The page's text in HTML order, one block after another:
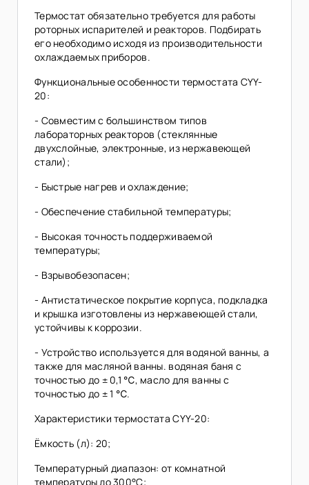
Термостат обязательно требуется для работы
роторных испарителей и реакторов. Подбирать
его необходимо исходя из производительности
охлаждаемых приборов.
Функциональные особенности термостата CYY-
20:
- Совместим с большинством типов
лабораторных реакторов (стеклянные
двухслойные, электронные, из нержавеющей
стали);
- Быстрые нагрев и охлаждение;
- Обеспечение стабильной температуры;
- Высокая точность поддерживаемой
температуры;
- Взрывобезопасен;
- Антистатическое покрытие корпуса, подкладка
и крышка изготовлены из нержавеющей стали,
устойчивы к коррозии.
- Устройство используется для водяной ванны, а
также для масляной ванны. водяная баня с
точностью до ± 0,1 ℃, масло для ванны с
точностью до ± 1 ℃.
Характеристики термостата CYY-20:
Ёмкость (л): 20;
Температурный диапазон: от комнатной
температуры до 300°C;